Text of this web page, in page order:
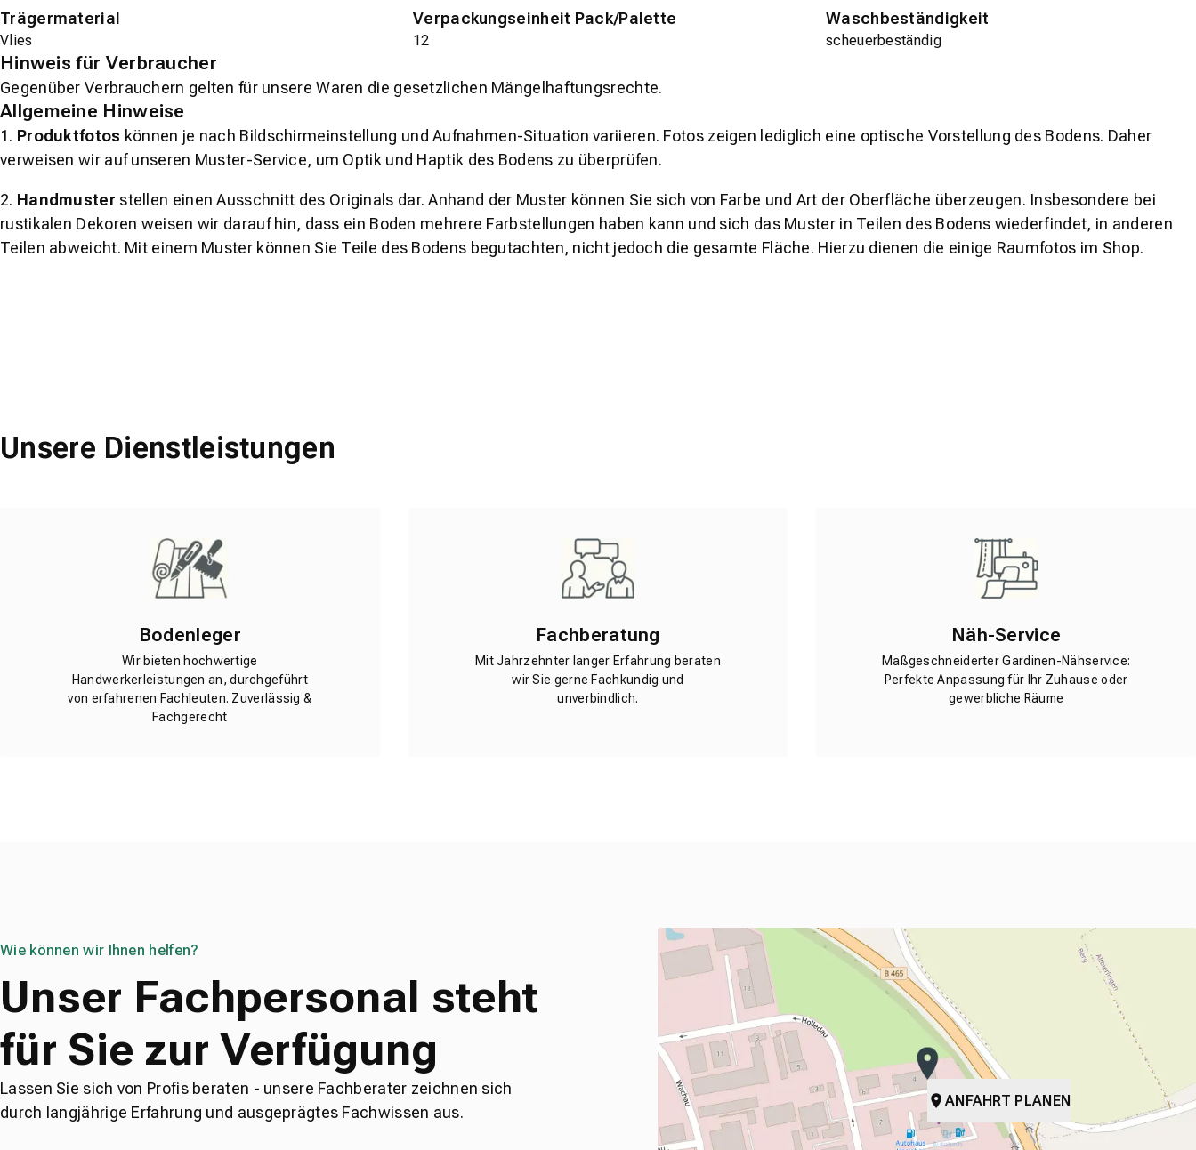
Trägermaterial
Vlies
Verpackungseinheit Pack/Palette
12
Waschbeständigkeit
scheuerbeständig
Hinweis für Verbraucher
Gegenüber Verbrauchern gelten für unsere Waren die gesetzlichen Mängelhaftungsrechte.
Allgemeine Hinweise
1. Produktfotos können je nach Bildschirmeinstellung und Aufnahmen-Situation variieren. Fotos zeigen lediglich eine optische Vorstellung des Bodens. Daher
verweisen wir auf unseren Muster-Service, um Optik und Haptik des Bodens zu überprüfen.
2. Handmuster stellen einen Ausschnitt des Originals dar. Anhand der Muster können Sie sich von Farbe und Art der Oberfläche überzeugen. Insbesondere bei
rustikalen Dekoren weisen wir darauf hin, dass ein Boden mehrere Farbstellungen haben kann und sich das Muster in Teilen des Bodens wiederfindet, in anderen
Teilen abweicht. Mit einem Muster können Sie Teile des Bodens begutachten, nicht jedoch die gesamte Fläche. Hierzu dienen die einige Raumfotos im Shop.
Unsere Dienstleistungen
Bodenleger
Wir bieten hochwertige
Handwerkerleistungen an, durchgeführt
von erfahrenen Fachleuten. Zuverlässig &
Fachgerecht
Fachberatung
Mit Jahrzehnter langer Erfahrung beraten
wir Sie gerne Fachkundig und
unverbindlich.
Näh-Service
Maßgeschneiderter Gardinen-Nähservice:
Perfekte Anpassung für Ihr Zuhause oder
gewerbliche Räume
Wie können wir Ihnen helfen?
Unser Fachpersonal steht
für Sie zur Verfügung
Lassen Sie sich von Profis beraten - unsere Fachberater zeichnen sich
durch langjährige Erfahrung und ausgeprägtes Fachwissen aus.
ANFAHRT PLANEN